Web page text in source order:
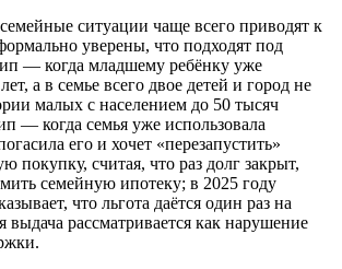
ситуации чаще всего приводят к
уверены, что подходят под
— когда младшему ребёнку уже
а в семье всего двое детей и город не
малых с населением до 50 тысяч
— когда семья уже использовала
его и хочет «перезапустить»
покупку, считая, что раз долг закрыт,
семейную ипотеку; в 2025 году
что льгота даётся один раз на
выдача рассматривается как нарушение